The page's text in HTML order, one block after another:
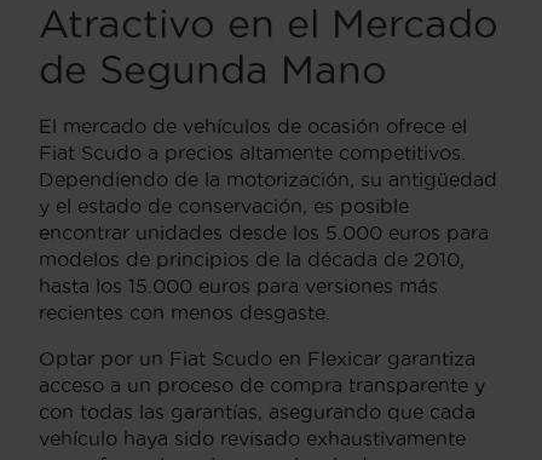
Atractivo en el Mercado
de Segunda Mano
El mercado de vehículos de ocasión ofrece el
Fiat Scudo a precios altamente competitivos.
Dependiendo de la motorización, su antigüedad
y el estado de conservación, es posible
encontrar unidades desde los 5.000 euros para
modelos de principios de la década de 2010,
hasta los 15.000 euros para versiones más
recientes con menos desgaste.
Optar por un Fiat Scudo en Flexicar garantiza
acceso a un proceso de compra transparente y
con todas las garantías, asegurando que cada
vehículo haya sido revisado exhaustivamente